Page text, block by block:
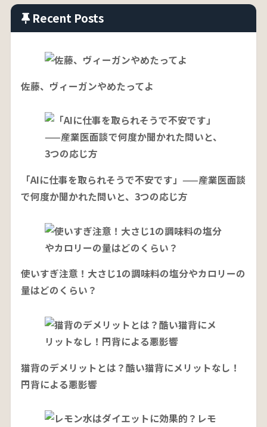
Recent Posts
佐藤、ヴィーガンやめたってよ
「AIに仕事を取られそうで不安です」——産業医面談
で何度か聞かれた問いと、3つの応じ方
使いすぎ注意！大さじ1の調味料の塩分やカロリーの
量はどのくらい？
猫背のデメリットとは？酷い猫背にメリットなし！
円背による悪影響